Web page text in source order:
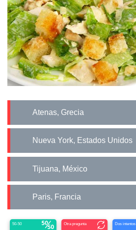
Atenas, Grecia
Nueva York, Estados Unidos
Tijuana, México
Paris, Francia
50-50 Otra pregunta Dos intentos